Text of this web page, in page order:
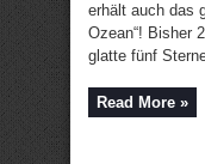
erhält auch das
Ozean“! Bisher
glatte fünf
Read More »